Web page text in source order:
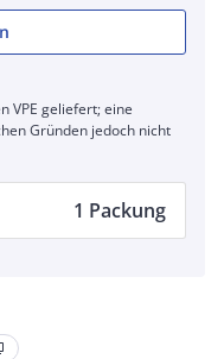
VPE geliefert; eine
Gründen jedoch nicht
1 Packung